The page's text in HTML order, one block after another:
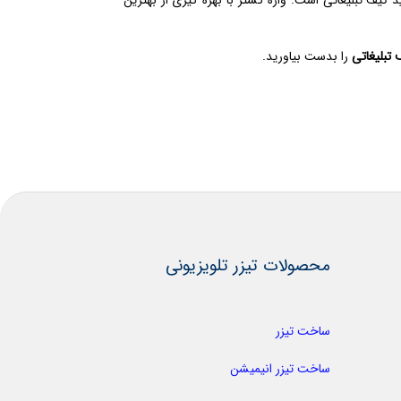
تبلیغاتی را بدست بیاورید.
محصولات تیزر تلویزیونی
ساخت تیزر
ساخت تیزر انیمیشن